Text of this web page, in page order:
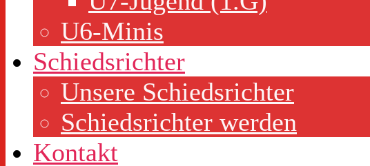
U6-Minis
Schiedsrichter
Unsere Schiedsrichter
Schiedsrichter werden
Kontakt